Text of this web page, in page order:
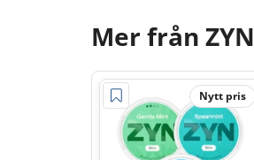
Mer från ZYN
Nytt pris